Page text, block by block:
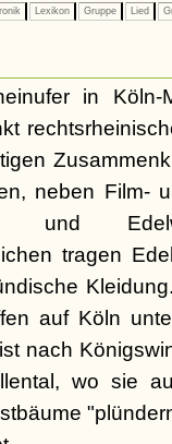
Lexikon Gruppe Lied
in Köln-
neben Film-
und
tragen
auf Köln
nach
wo sie